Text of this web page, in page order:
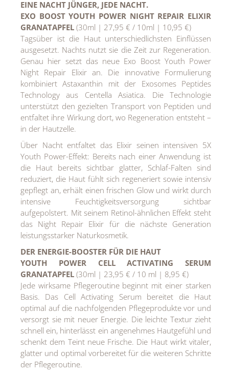
EINE NACHT JÜNGER, JEDE NACHT.
EXO BOOST YOUTH POWER NIGHT REPAIR ELIXIR
GRANATAPFEL (30ml | 27,95 € / 10ml | 10,95 €)
Tagsüber ist die Haut unterschiedlichsten Einflüssen
ausgesetzt. Nachts nutzt sie die Zeit zur Regeneration.
Genau hier setzt das neue Exo Boost Youth Power
Night Repair Elixir an. Die innovative Formulierung
kombiniert Astaxanthin mit der Exosomes Peptides
Technology aus Centella Asiatica. Die Technologie
unterstützt den gezielten Transport von Peptiden und
entfaltet ihre Wirkung dort, wo Regeneration entsteht –
in der Hautzelle.
Über Nacht entfaltet das Elixir seinen intensiven 5X
Youth Power-Effekt: Bereits nach einer Anwendung ist
die Haut bereits sichtbar glatter, Schlaf-Falten sind
reduziert, die Haut fühlt sich regeneriert sowie intensiv
gepflegt an, erhält einen frischen Glow und wirkt durch
intensive Feuchtigkeitsversorgung sichtbar
aufgepolstert. Mit seinem Retinol-ähnlichen Effekt steht
das Night Repair Elixir für die nächste Generation
leistungsstarker Naturkosmetik.
DER ENERGIE-BOOSTER FÜR DIE HAUT
YOUTH POWER CELL ACTIVATING SERUM
GRANATAPFEL (30ml | 23,95 € / 10 ml | 8,95 €)
Jede wirksame Pflegeroutine beginnt mit einer starken
Basis. Das Cell Activating Serum bereitet die Haut
optimal auf die nachfolgenden Pflegeprodukte vor und
versorgt sie mit neuer Energie. Die leichte Textur zieht
schnell ein, hinterlässt ein angenehmes Hautgefühl und
schenkt dem Teint neue Frische. Die Haut wirkt vitaler,
glatter und optimal vorbereitet für die weiteren Schritte
der Pflegeroutine.